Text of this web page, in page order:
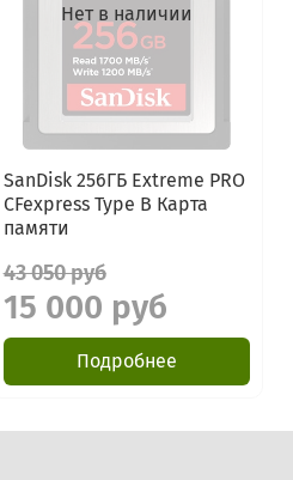
Нет в наличии
SanDisk 256ГБ Extreme PRO
CFexpress Type B Карта
памяти
43 050 руб
15 000 руб
Подробнее